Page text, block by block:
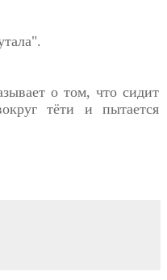
о том, что сидит
тёти и пытается